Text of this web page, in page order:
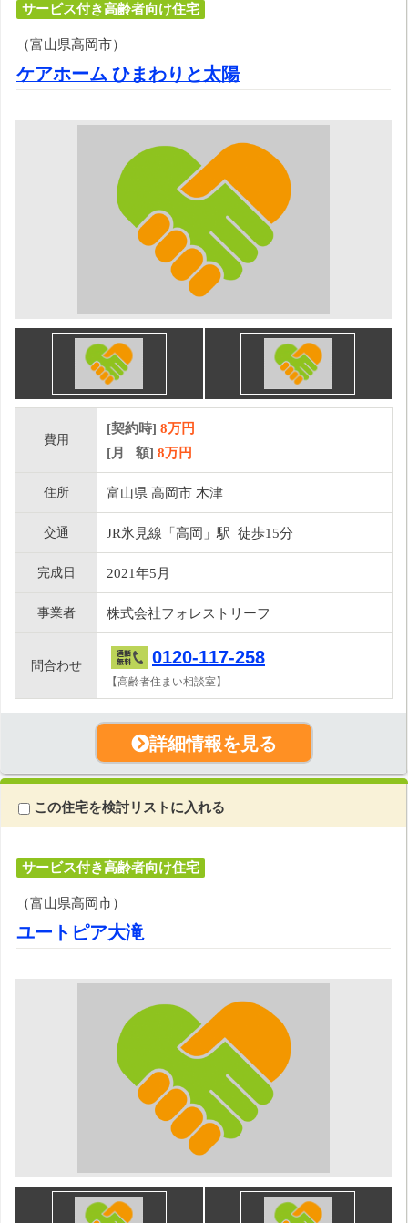
サービス付き高齢者向け住宅
（富山県高岡市）
ケアホーム ひまわりと太陽
費用
[契約時] 8万円
[月 額] 8万円
住所 富山県 高岡市 木津
交通 JR氷見線「高岡」駅 徒歩15分
完成日 2021年5月
事業者 株式会社フォレストリーフ
問合わせ 0120-117-258
【高齢者住まい相談室】
詳細情報を見る
この住宅を検討リストに入れる
サービス付き高齢者向け住宅
（富山県高岡市）
ユートピア大滝